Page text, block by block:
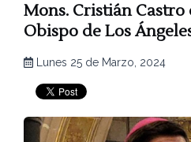
Mons. Cristián
Obispo de Los
Lunes 25 de Marzo, 2024